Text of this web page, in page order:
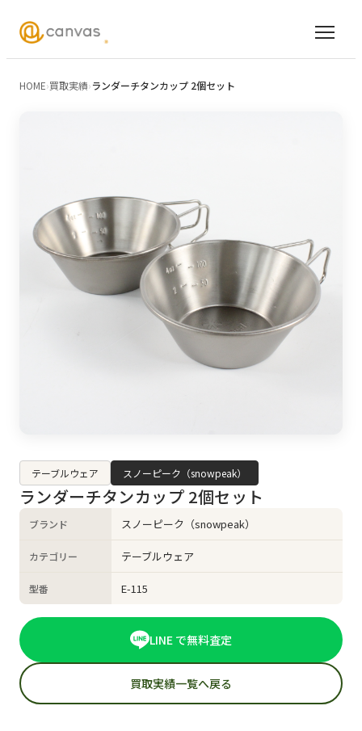
HOME›買取実績›ランダーチタンカップ 2個セット
テーブルウェア スノーピーク（snowpeak）
ランダーチタンカップ 2個セット
ブランド スノーピーク（snowpeak）
カテゴリー テーブルウェア
型番 E-115
LINE で無料査定
買取実績一覧へ戻る